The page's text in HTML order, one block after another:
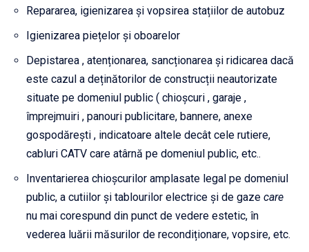
Repararea, igienizarea și vopsirea stațiilor de autobuz
Igienizarea piețelor și oboarelor
Depistarea , atenționarea, sancționarea și ridicarea dacă
este cazul a deținătorilor de construcții neautorizate
situate pe domeniul public ( chioșcuri , garaje ,
împrejmuiri , panouri publicitare, bannere, anexe
gospodărești , indicatoare altele decât cele rutiere,
cabluri CATV care atârnă pe domeniul public, etc..
Inventarierea chioșcurilor amplasate legal pe domeniul
public, a cutiilor și tablourilor electrice și de gaze care
nu mai corespund din punct de vedere estetic, în
vederea luării măsurilor de recondiționare, vopsire, etc.